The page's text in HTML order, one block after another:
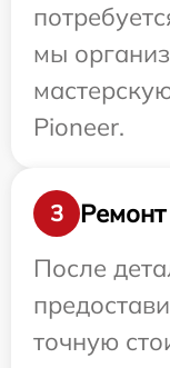
мы
Pioneer.
3
После
точную